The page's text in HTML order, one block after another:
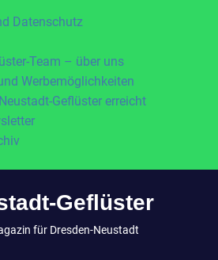
Datenschutz
Team – über uns
Werbemöglichkeiten
Geflüster erreicht
Geflüster
für Dresden-Neustadt